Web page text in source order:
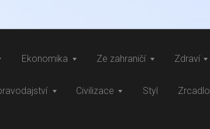
Ekonomika Ze zahraničí Zdraví
Civilizace Styl Zrcadlo